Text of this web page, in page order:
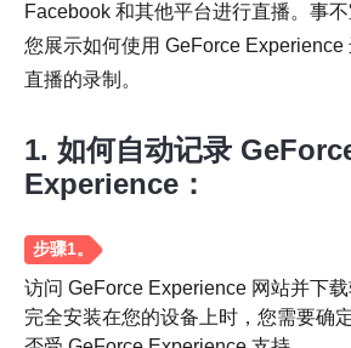
Facebook 和其他平台进行直播。事
您展示如何使用 GeForce Experience
直播的录制。
1. 如何自动记录
Experience：
访问 GeForce Experience 网站并下
完全安装在您的设备上时，您需要确